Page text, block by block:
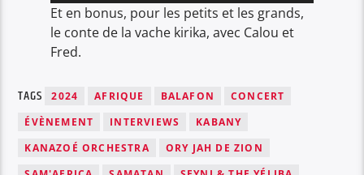
Et en bonus, pour les petits et les grands,
le conte de la vache kirika, avec Calou et
Fred.
TAGS 2024 AFRIQUE BALAFON
CONCERT
ÉVÈNEMENT
INTERVIEWS
KABANY
KANAZOÉ ORCHESTRA
ORY JAH DE ZION